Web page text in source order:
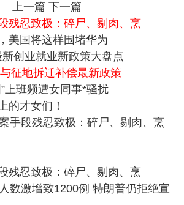
上一篇 下一篇
残忍致极：碎尸、剔肉、烹
美国将这样围堵华为
创业就业新政策大盘点
征地拆迁补偿最新政策
上班频遭女同事*骚扰
的才女们！
残忍致极：碎尸、剔肉、烹